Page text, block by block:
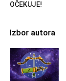
OČEKUJE!
Izbor autora